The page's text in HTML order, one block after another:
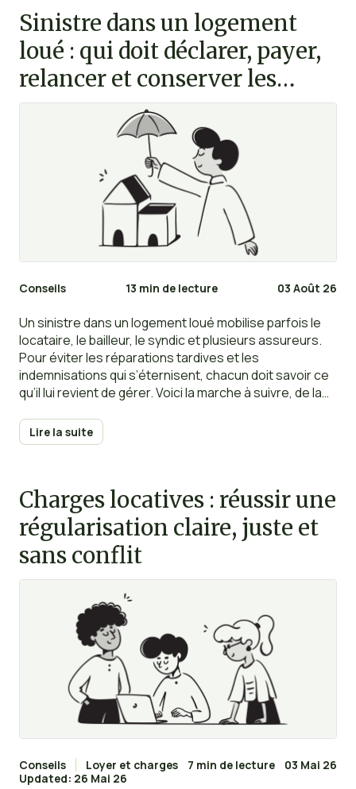
Sinistre dans un logement
loué : qui doit déclarer, payer,
relancer et conserver les
preuves ?
Conseils 13 min de lecture 03 Août 26
Un sinistre dans un logement loué mobilise parfois le
locataire, le bailleur, le syndic et plusieurs assureurs.
Pour éviter les réparations tardives et les
indemnisations qui s’éternisent, chacun doit savoir ce
qu’il lui revient de gérer. Voici la marche à suivre, de la
Lire la suite
Charges locatives : réussir une
régularisation claire, juste et
sans conflit
Conseils Loyer et charges 7 min de lecture
03 Mai 26
Updated: 26 Mai 26